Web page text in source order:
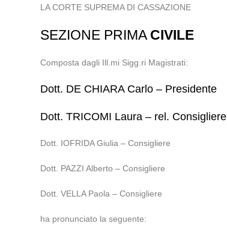
LA CORTE SUPREMA DI CASSAZIONE
SEZIONE PRIMA CIVILE
Composta dagli Ill.mi Sigg.ri Magistrati:
Dott. DE CHIARA Carlo – Presidente
Dott. TRICOMI Laura – rel. Consigliere
Dott. IOFRIDA Giulia – Consigliere
Dott. PAZZI Alberto – Consigliere
Dott. VELLA Paola – Consigliere
ha pronunciato la seguente: